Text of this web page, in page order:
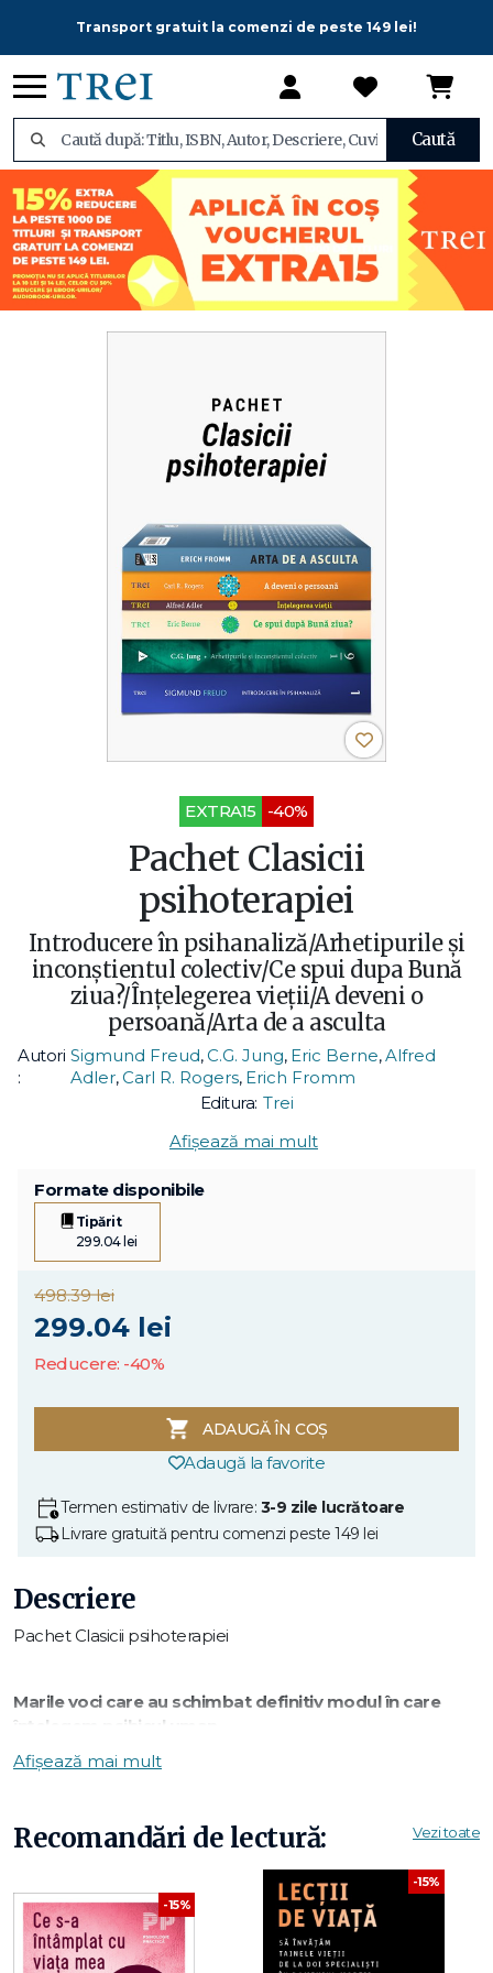
Transport gratuit la comenzi de peste 149 lei!
Caută
EXTRA15 -40%
Pachet Clasicii
psihoterapiei
Introducere în psihanaliză/Arhetipurile și
inconștientul colectiv/Ce spui dupa Bună
ziua?/Înţelegerea vieţii/A deveni o
persoană/Arta de a asculta
Autori
:
Sigmund Freud,C.G. Jung, Eric Berne,Alfred
Adler,Carl R. Rogers, Erich Fromm
Editura: Trei
Afișează mai mult
Formate disponibile
Tipărit
299.04 lei
498.39 lei
299.04 lei
Reducere: -40%
ADAUGĂ ÎN COȘ
Adaugă la favorite
Termen estimativ de livrare: 3-9 zile lucrătoare
Livrare gratuită pentru comenzi peste 149 lei
Descriere
Pachet Clasicii psihoterapiei
Marile voci care au schimbat definitiv modul în care
înțelegem psihicul uman.
De la Freud și Jung la Rogers, Adler și Berne, fiecare lucrare
sale.
O bibliotecă indispensabilă pentru orice pasionat de
psihologie profundă.
Afișează mai mult
Recomandări de lectură: Vezi toate
-15%
-15%